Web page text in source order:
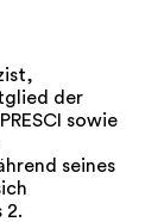
der
sowie
seines
2.